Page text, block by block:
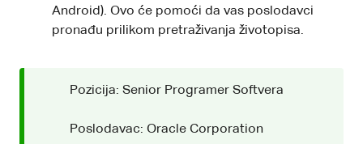
Android). Ovo će pomoći da vas poslodavci
pronađu prilikom pretraživanja životopisa.
Pozicija: Senior Programer Softvera
Poslodavac: Oracle Corporation